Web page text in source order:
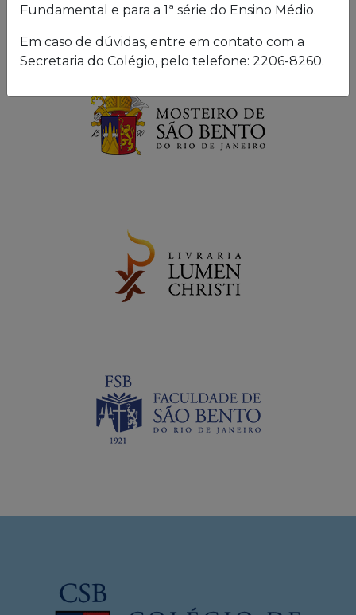
Fundamental e para a 1ª série do Ensino Médio.
Em caso de dúvidas, entre em contato com a
Secretaria do Colégio, pelo telefone: 2206-8260.